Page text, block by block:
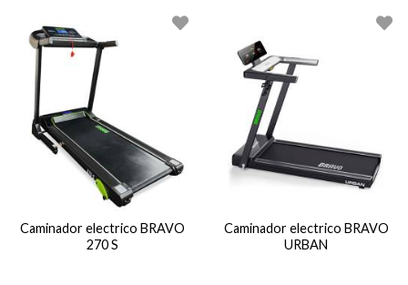
Caminador electrico BRAVO
270 S
Caminador electrico BRAVO
URBAN